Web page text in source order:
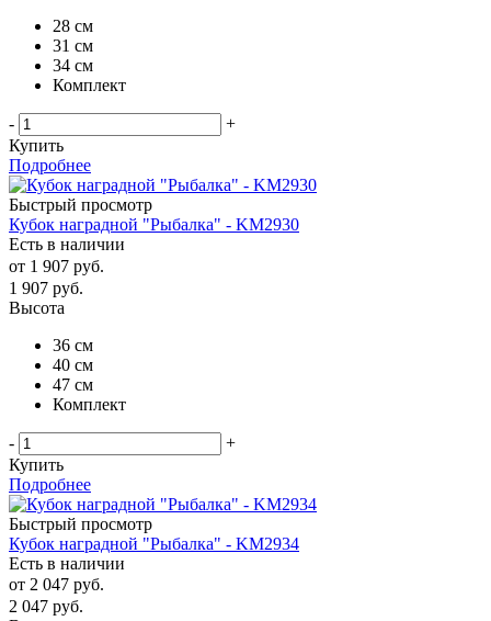
28 см
31 см
34 см
Комплект
-
+
Купить
Подробнее
Быстрый просмотр
Кубок наградной "Рыбалка" - KM2930
Есть в наличии
от 1 907 руб.
1 907 руб.
Высота
36 см
40 см
47 см
Комплект
-
+
Купить
Подробнее
Быстрый просмотр
Кубок наградной "Рыбалка" - KM2934
Есть в наличии
от 2 047 руб.
2 047 руб.